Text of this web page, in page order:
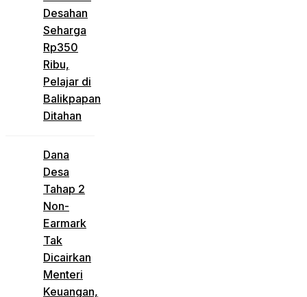
Desahan
Seharga
Rp350
Ribu,
Pelajar di
Balikpapan
Ditahan
Dana
Desa
Tahap 2
Non-
Earmark
Tak
Dicairkan
Menteri
Keuangan,